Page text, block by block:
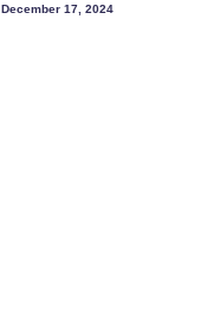
December 17, 2024